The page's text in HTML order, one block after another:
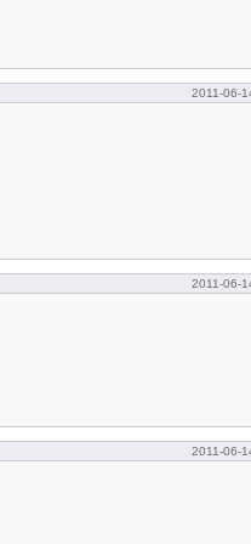
2011-06-
2011-06-
2011-06-